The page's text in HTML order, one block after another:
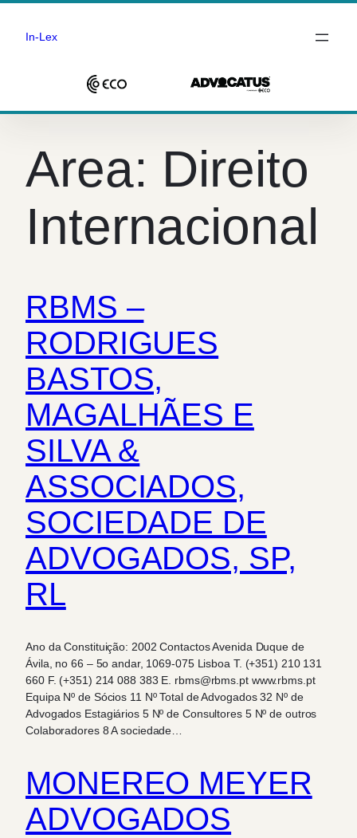
Saltar
conteúdo
In-Lex
Area: Direito
Internacional
RBMS –
RODRIGUES
BASTOS,
MAGALHÃES E
SILVA &
ASSOCIADOS,
SOCIEDADE DE
ADVOGADOS, SP,
RL
Ano da Constituição: 2002 Contactos Avenida Duque de
Ávila, no 66 – 5o andar, 1069-075 Lisboa T. (+351) 210 131
660 F. (+351) 214 088 383 E. rbms@rbms.pt www.rbms.pt
Equipa Nº de Sócios 11 Nº Total de Advogados 32 Nº de
Advogados Estagiários 5 Nº de Consultores 5 Nº de outros
Colaboradores 8 A sociedade…
MONEREO MEYER
ADVOGADOS